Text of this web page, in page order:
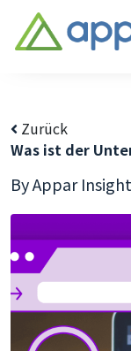
Zurück
Was ist der
By Appar